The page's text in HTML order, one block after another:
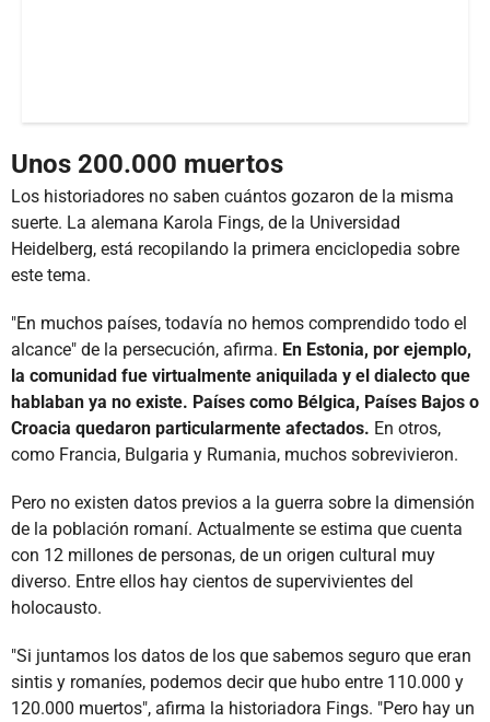
Unos 200.000 muertos
Los historiadores no saben cuántos gozaron de la misma
suerte. La alemana Karola Fings, de la Universidad
Heidelberg, está recopilando la primera enciclopedia sobre
este tema.
"En muchos países, todavía no hemos comprendido todo el
alcance" de la persecución, afirma. En Estonia, por ejemplo,
la comunidad fue virtualmente aniquilada y el dialecto que
hablaban ya no existe. Países como Bélgica, Países Bajos o
Croacia quedaron particularmente afectados. En otros,
como Francia, Bulgaria y Rumania, muchos sobrevivieron.
Pero no existen datos previos a la guerra sobre la dimensión
de la población romaní. Actualmente se estima que cuenta
con 12 millones de personas, de un origen cultural muy
diverso. Entre ellos hay cientos de supervivientes del
holocausto.
"Si juntamos los datos de los que sabemos seguro que eran
sintis y romaníes, podemos decir que hubo entre 110.000 y
120.000 muertos", afirma la historiadora Fings. "Pero hay un